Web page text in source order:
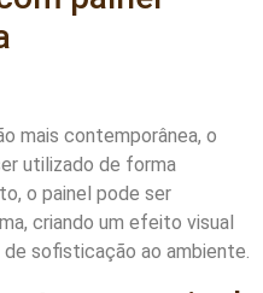
mais contemporânea, o
utilizado de forma
o painel pode ser
criando um efeito visual
sofisticação ao ambiente.